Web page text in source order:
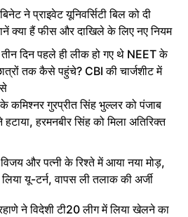
ने प्राइवेट यूनिवर्सिटी बिल को दी
क्या हैं फीस और दाखिले के लिए नए नियम
तीन दिन पहले ही लीक हो गए थे NEET के
तक कैसे पहुंचे? CBI की चार्जशीट में
कमिश्नर गुरप्रीत सिंह भुल्लर को पंजाब
हरमनबीर सिंह को मिला अतिरिक्त
और पत्नी के रिश्ते में आया नया मोड़,
यू-टर्न, वापस ली तलाक की अर्जी
ने विदेशी टी20 लीग में लिया खेलने का